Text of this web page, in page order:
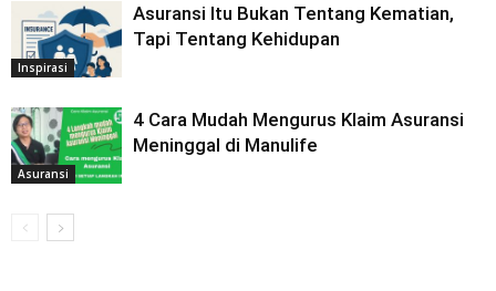
Inspirasi
Asuransi Itu Bukan Tentang Kematian,
Tapi Tentang Kehidupan
Asuransi
4 Cara Mudah Mengurus Klaim Asuransi
Meninggal di Manulife